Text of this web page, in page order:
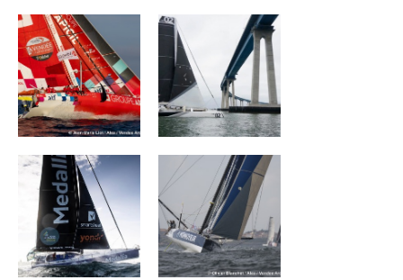
MEDALLIA
Monnoyeur - Duo
for a job
ACXISS Group La Mie Câline